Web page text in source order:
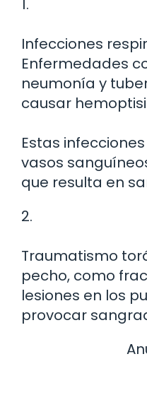
Infecciones
Enfermedades
neumonía y
causar
Estas
vasos
que resulta en
2.
Traumatismo
pecho, como
lesiones en los
provocar